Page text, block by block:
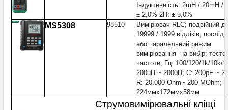
Індуктивність: 2mH / 20mH /
± 2,0% 2H: ± 5,0%
MS5308 98510
Вимірювач RLC; подвійний
19999 / 1999 відліків;
або паралельний режим
вимірювання на вибір;
частоти, Гц: 100/120/1k/10k/
200uH ~ 2000H; C: 200pF ~
R: 20.000 Ohm~ 200 MOhm;
224ммx172ммx58мм
Струмовимірювальні кліщі